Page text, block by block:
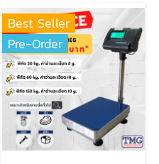
Best Seller
Pre-Order